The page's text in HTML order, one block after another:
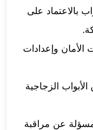
بالاعتماد على
الأمان وإعدادات
الزجاجية
عن مراقبة